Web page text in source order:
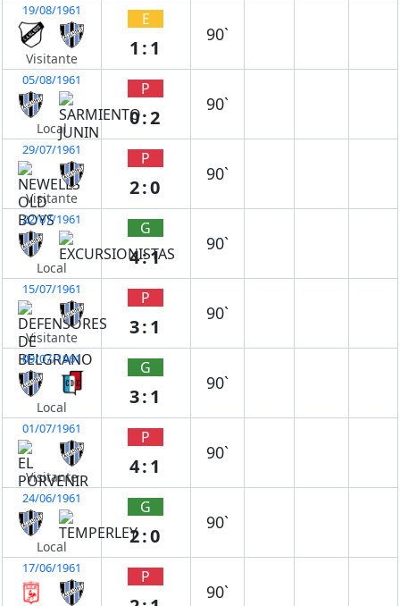
19/08/1961
Visitante
E
1:1
90`
05/08/1961
Local
P
0:2
90`
29/07/1961
Visitante
P
2:0
90`
22/07/1961
Local
G
4:1
90`
15/07/1961
Visitante
P
3:1
90`
09/07/1961
Local
G
3:1
90`
01/07/1961
Visitante
P
4:1
90`
24/06/1961
Local
G
2:0
90`
17/06/1961 P
90`